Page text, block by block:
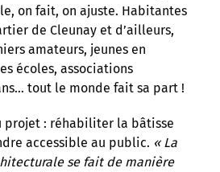
on fait, on ajuste. Habitantes
de Cleunay et d’ailleurs,
amateurs, jeunes en
écoles, associations
tout le monde fait sa part !
projet : réhabiliter la bâtisse
accessible au public. « La
se fait de manière